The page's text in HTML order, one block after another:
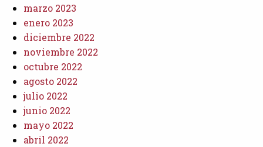
marzo 2023
enero 2023
diciembre 2022
noviembre 2022
octubre 2022
agosto 2022
julio 2022
junio 2022
mayo 2022
abril 2022